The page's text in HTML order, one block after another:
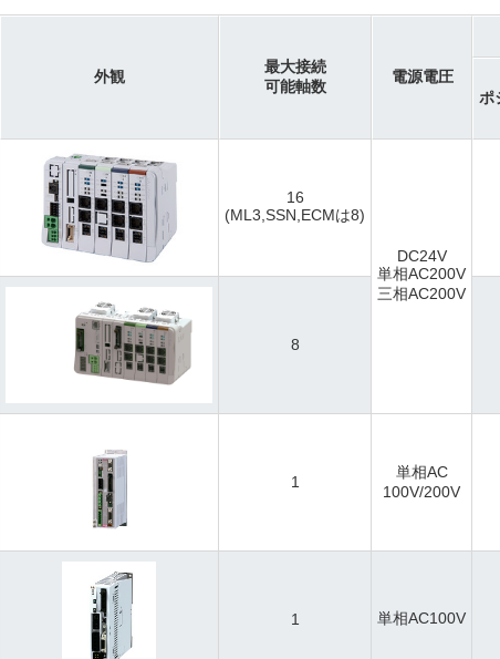
外観
最大接続
可能軸数
電源電圧
ポ
16
(ML3,SSN,ECMは8)
DC24V
単相AC200V
三相AC200V
8
1
単相AC
100V/200V
1 単相AC100V